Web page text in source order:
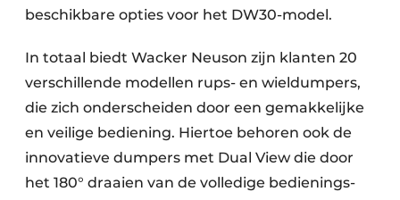
beschikbare opties voor het DW30-model.
In totaal biedt Wacker Neuson zijn klanten 20
verschillende modellen rups- en wieldumpers,
die zich onderscheiden door een gemakkelijke
en veilige bediening. Hiertoe behoren ook de
innovatieve dumpers met Dual View die door
het 180° draaien van de volledige bedienings-